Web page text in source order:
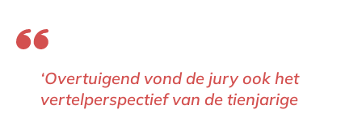
‘Overtuigend vond de jury ook het
vertelperspectief van de tienjarige